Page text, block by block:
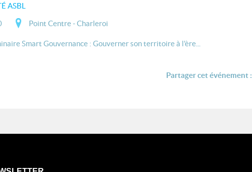
ASBL
Point Centre - Charleroi
Smart Gouvernance : Gouverner son territoire à l'ère...
Partager cet événement :